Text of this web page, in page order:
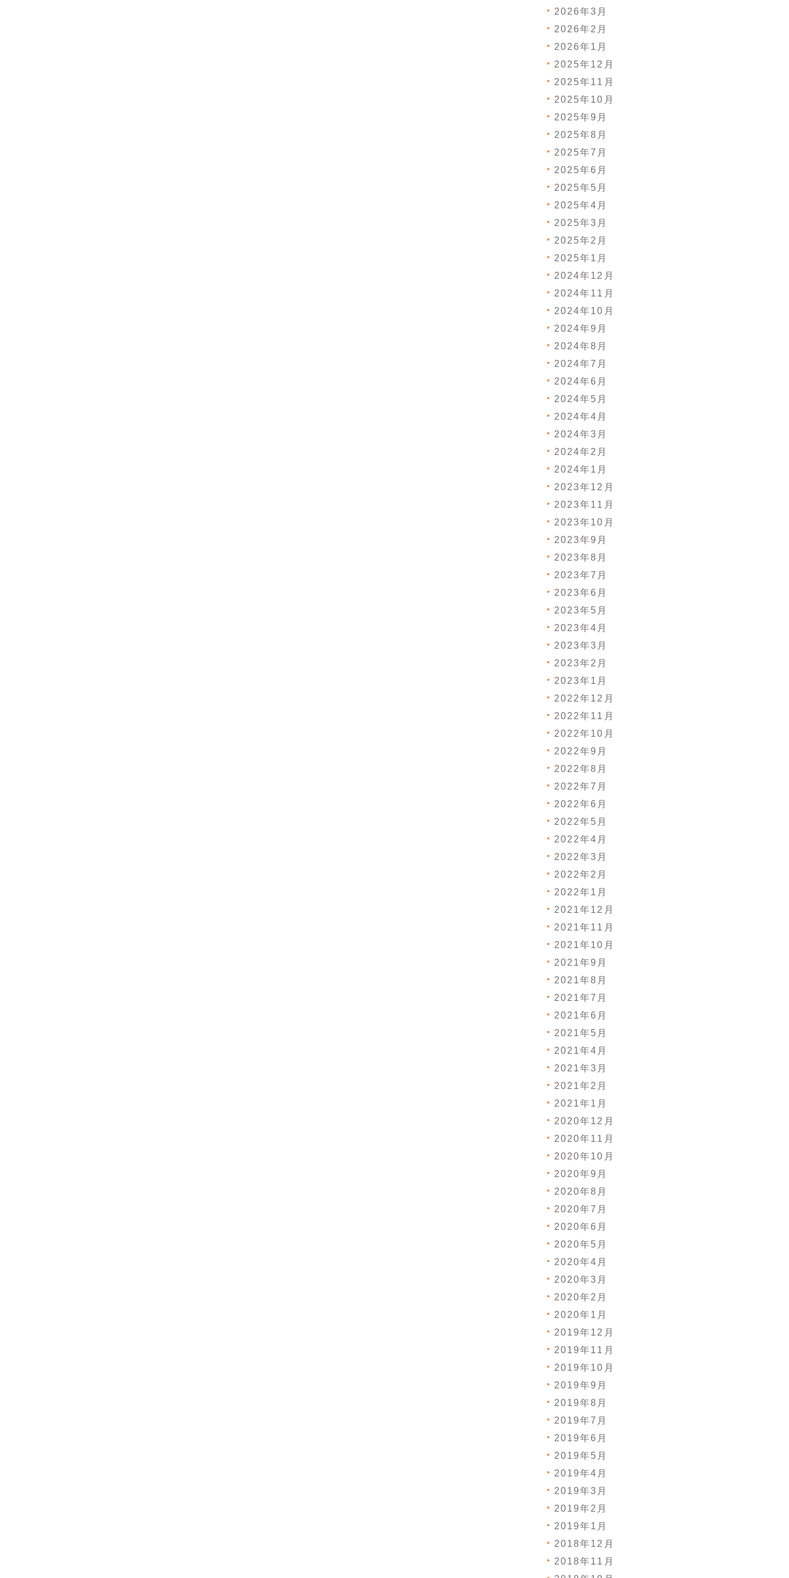
2026年3月
2026年2月
2026年1月
2025年12月
2025年11月
2025年10月
2025年9月
2025年8月
2025年7月
2025年6月
2025年5月
2025年4月
2025年3月
2025年2月
2025年1月
2024年12月
2024年11月
2024年10月
2024年9月
2024年8月
2024年7月
2024年6月
2024年5月
2024年4月
2024年3月
2024年2月
2024年1月
2023年12月
2023年11月
2023年10月
2023年9月
2023年8月
2023年7月
2023年6月
2023年5月
2023年4月
2023年3月
2023年2月
2023年1月
2022年12月
2022年11月
2022年10月
2022年9月
2022年8月
2022年7月
2022年6月
2022年5月
2022年4月
2022年3月
2022年2月
2022年1月
2021年12月
2021年11月
2021年10月
2021年9月
2021年8月
2021年7月
2021年6月
2021年5月
2021年4月
2021年3月
2021年2月
2021年1月
2020年12月
2020年11月
2020年10月
2020年9月
2020年8月
2020年7月
2020年6月
2020年5月
2020年4月
2020年3月
2020年2月
2020年1月
2019年12月
2019年11月
2019年10月
2019年9月
2019年8月
2019年7月
2019年6月
2019年5月
2019年4月
2019年3月
2019年2月
2019年1月
2018年12月
2018年11月